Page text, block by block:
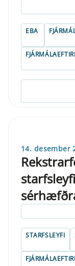
EBA
14. desember
STARFSLEYFI